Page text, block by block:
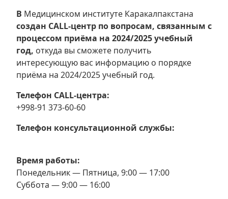
В Медицинском институте Каракалпакстана
создан CALL-центр по вопросам, связанным с
процессом приёма на 2024/2025 учебный
год, откуда вы сможете получить
интересующую вас информацию о порядке
приёма на 2024/2025 учебный год.
Телефон CALL-центра:
+998-91 373-60-60
Телефон консультационной службы:
Время работы:
Понедельник — Пятница, 9:00 — 17:00
Суббота — 9:00 — 16:00